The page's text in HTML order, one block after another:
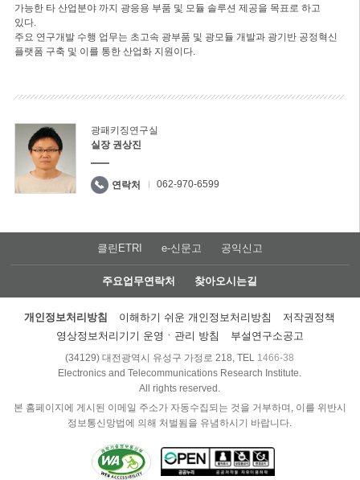
가능한 타 산업분야 까지 광응용 부품 및 모듈 솔루션 제공을 목표로 하고
있다.
주요 연구개발 수행 업무는 초고속 광부품 및 광모듈 개발과 광기반 공정혁신
플랫폼 구축 및 이를 통한 산업화 지원이다.
광패키징연구실
실장 권상진
연락처 062-970-6599
클린ETRI e-신문고 공익신고
주요업무연락처 찾아오시는길
개인정보처리방침 이해하기 쉬운 개인정보처리방침
저작권정책
영상정보처리기기 운영ㆍ관리 방침
부설연구소공고
(34129) 대전광역시 유성구 가정로 218, TEL 1466-38
Electronics and Telecommunications Research Institute.
All rights reserved.
본 홈페이지에 게시된 이메일 주소가 자동수집되는 것을 거부하며, 이를 위반시
정보통신망법에 의해 처벌됨을 유념하시기 바랍니다.